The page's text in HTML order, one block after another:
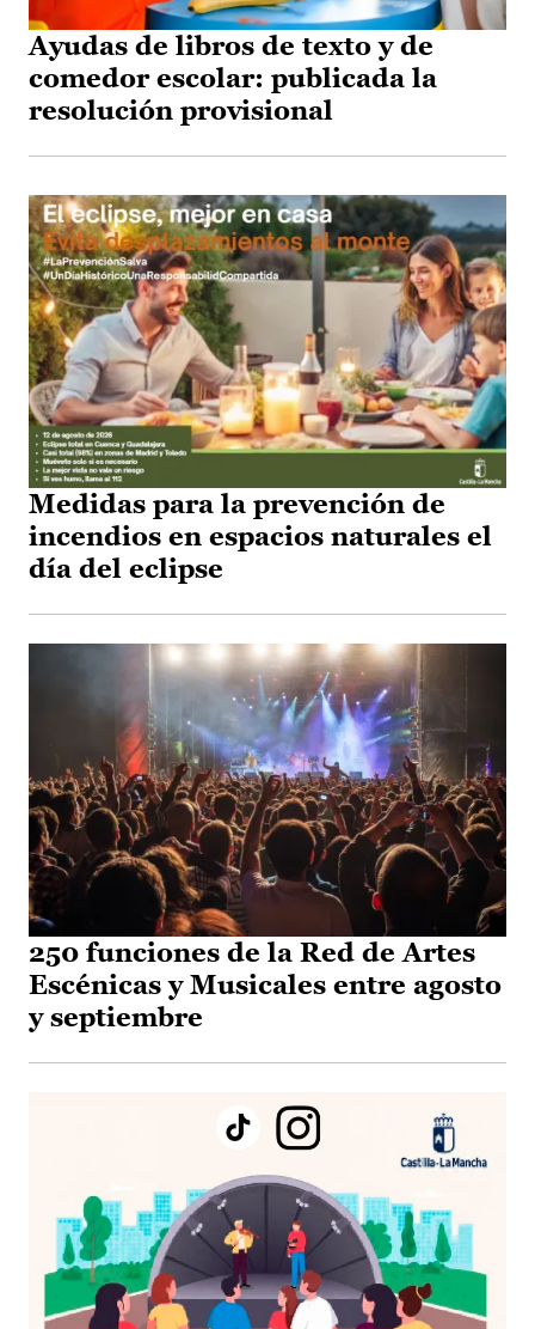
Ayudas de libros de texto y de
comedor escolar: publicada la
resolución provisional
Medidas para la prevención de
incendios en espacios naturales el
día del eclipse
250 funciones de la Red de Artes
Escénicas y Musicales entre agosto
y septiembre